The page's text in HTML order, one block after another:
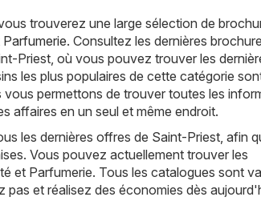
trouverez une large sélection de
. Consultez les dernières
Priest, où vous pouvez trouver les
les plus populaires de cette catégorie
permettons de trouver toutes les
affaires en un seul et même endroit.
les dernières offres de Saint-Priest, afin
Vous pouvez actuellement trouver les
et Parfumerie. Tous les catalogues sont
pas et réalisez des économies dès